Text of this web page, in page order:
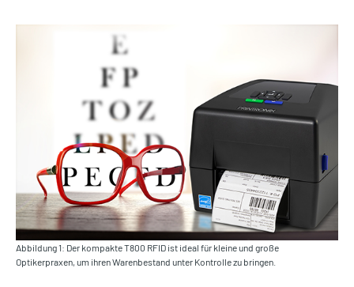
Abbildung 1: Der kompakte T800 RFID ist ideal für kleine und große
Optikerpraxen, um ihren Warenbestand unter Kontrolle zu bringen.